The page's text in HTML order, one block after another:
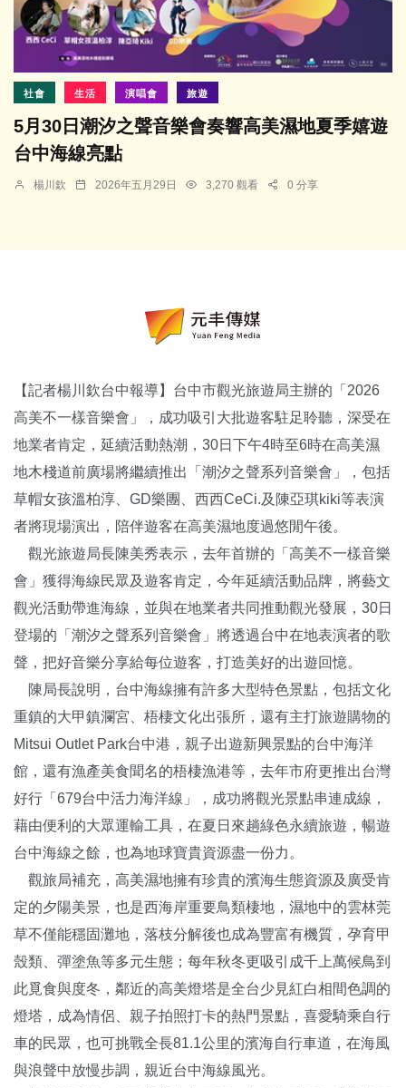
社會 生活 演唱會 旅遊
5月30日潮汐之聲音樂會奏響高美濕地夏季嬉遊
台中海線亮點
楊川欽 2026年五月29日 3,270 觀看 0 分享
【記者楊川欽台中報導】台中市觀光旅遊局主辦的「2026
高美不一樣音樂會」，成功吸引大批遊客駐足聆聽，深受在
地業者肯定，延續活動熱潮，30日下午4時至6時在高美濕
地木棧道前廣場將繼續推出「潮汐之聲系列音樂會」，包括
草帽女孩溫柏淳、GD樂團、西西CeCi.及陳亞琪kiki等表演
者將現場演出，陪伴遊客在高美濕地度過悠閒午後。
觀光旅遊局長陳美秀表示，去年首辦的「高美不一樣音樂
會」獲得海線民眾及遊客肯定，今年延續活動品牌，將藝文
觀光活動帶進海線，並與在地業者共同推動觀光發展，30日
登場的「潮汐之聲系列音樂會」將透過台中在地表演者的歌
聲，把好音樂分享給每位遊客，打造美好的出遊回憶。
陳局長說明，台中海線擁有許多大型特色景點，包括文化
重鎮的大甲鎮瀾宮、梧棲文化出張所，還有主打旅遊購物的
Mitsui Outlet Park台中港，親子出遊新興景點的台中海洋
館，還有漁產美食聞名的梧棲漁港等，去年市府更推出台灣
好行「679台中活力海洋線」，成功將觀光景點串連成線，
藉由便利的大眾運輸工具，在夏日來趟綠色永續旅遊，暢遊
台中海線之餘，也為地球寶貴資源盡一份力。
觀旅局補充，高美濕地擁有珍貴的濱海生態資源及廣受肯
定的夕陽美景，也是西海岸重要鳥類棲地，濕地中的雲林莞
草不僅能穩固灘地，落枝分解後也成為豐富有機質，孕育甲
殼類、彈塗魚等多元生態；每年秋冬更吸引成千上萬候鳥到
此覓食與度冬，鄰近的高美燈塔是全台少見紅白相間色調的
燈塔，成為情侶、親子拍照打卡的熱門景點，喜愛騎乘自行
車的民眾，也可挑戰全長81.1公里的濱海自行車道，在海風
與浪聲中放慢步調，親近台中海線風光。